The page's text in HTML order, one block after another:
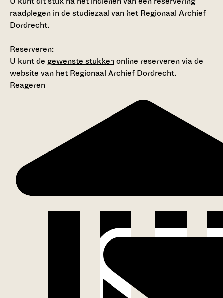
raadplegen in de studiezaal van het Regionaal Archief
Dordrecht.
Reserveren:
U kunt de gewenste stukkenonline reserveren via de
website van het Regionaal Archief Dordrecht.
Reageren